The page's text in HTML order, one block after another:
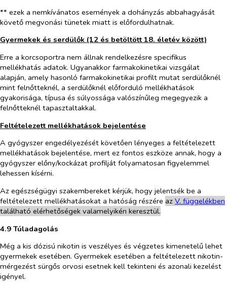
** ezek a nemkívánatos események a dohányzás abbahagyását
követő megvonási tünetek miatt is előfordulhatnak.
Gyermekek és serdülők (12 és betöltött 18. életév között)
Erre a korcsoportra nem állnak rendelkezésre specifikus
mellékhatás adatok. Ugyanakkor farmakokinetikai vizsgálat
alapján, amely hasonló farmakokinetikai profilt mutat serdülőknél
mint felnőtteknél, a serdülőknél előforduló mellékhatások
gyakorisága, típusa és súlyossága valószínűleg megegyezik a
felnőtteknél tapasztaltakkal.
Feltételezett mellékhatások bejelentése
A gyógyszer engedélyezését követően lényeges a feltételezett
mellékhatások bejelentése, mert ez fontos eszköze annak, hogy a
gyógyszer előny/kockázat profilját folyamatosan figyelemmel
lehessen kísérni.
Az egészségügyi szakembereket kérjük, hogy jelentsék be a
feltételezett mellékhatásokat a hatóság részére az V. függelékben
található elérhetőségek valamelyikén keresztül.
4.9 Túladagolás
Még a kis dózisú nikotin is veszélyes és végzetes kimenetelű lehet
gyermekek esetében. Gyermekek esetében a feltételezett nikotin-
mérgezést sürgős orvosi esetnek kell tekinteni és azonali kezelést
igényel.